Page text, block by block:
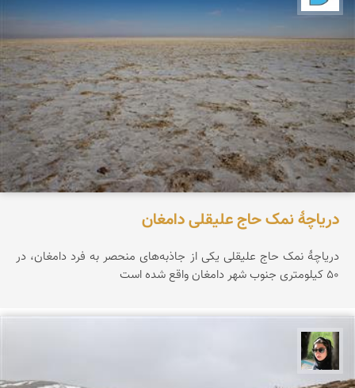
دریاچۀ نمک حاج علیقلی دامغان
دریاچۀ نمک حاج علیقلی یکی از جاذبه‌های منحصر‌ به فرد دامغان، در
۵۰ کیلومتری جنوب شهر دامغان واقع شده است